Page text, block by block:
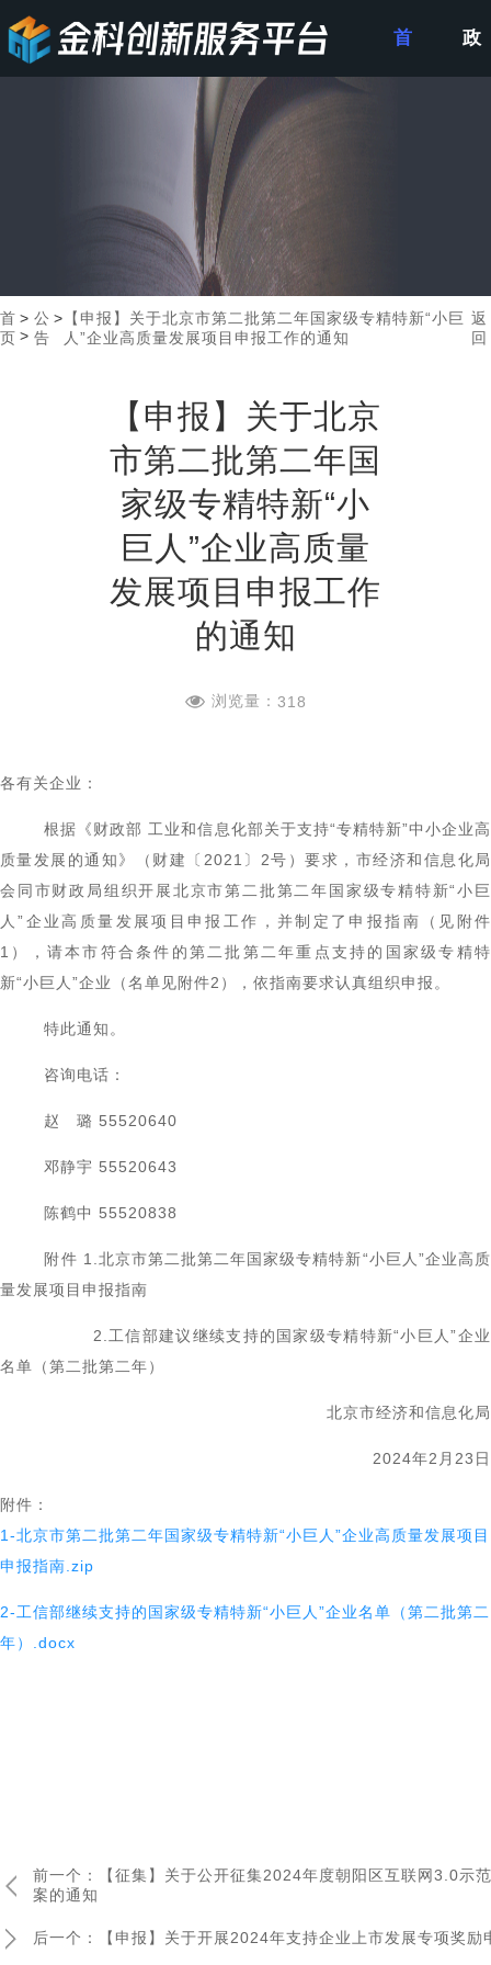
首 政
首
页
>
>
公
告
> 【申报】关于北京市第二批第二年国家级专精特新“小巨
人”企业高质量发展项目申报工作的通知
返
回
【申报】关于北京
市第二批第二年国
家级专精特新“小
巨人”企业高质量
发展项目申报工作
的通知
浏览量： 318
各有关企业：
根据《财政部 工业和信息化部关于支持“专精特新”中小企业高
质量发展的通知》（财建〔2021〕2号）要求，市经济和信息化局
会同市财政局组织开展北京市第二批第二年国家级专精特新“小巨
人”企业高质量发展项目申报工作，并制定了申报指南（见附件
1），请本市符合条件的第二批第二年重点支持的国家级专精特
新“小巨人”企业（名单见附件2），依指南要求认真组织申报。
特此通知。
咨询电话：
赵 璐 55520640
邓静宇 55520643
陈鹤中 55520838
附件 1.北京市第二批第二年国家级专精特新“小巨人”企业高质
量发展项目申报指南
2.工信部建议继续支持的国家级专精特新“小巨人”企业
名单（第二批第二年）
北京市经济和信息化局
2024年2月23日
附件：
1-北京市第二批第二年国家级专精特新“小巨人”企业高质量发展项目
申报指南.zip
2-工信部继续支持的国家级专精特新“小巨人”企业名单（第二批第二
年）.docx
前一个：【征集】关于公开征集2024年度朝阳区互联网3.0示
案的通知
后一个：【申报】关于开展2024年支持企业上市发展专项奖励